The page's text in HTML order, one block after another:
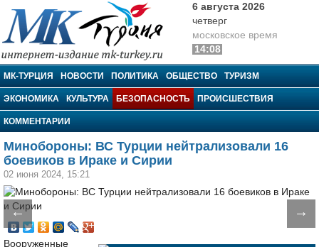
МК-Турция
6 августа 2026
четверг
московское время
14:08
МК-ТУРЦИЯ НОВОСТИ ПОЛИТИКА ОБЩЕСТВО ТУРИЗМ
ЭКОНОМИКА КУЛЬТУРА БЕЗОПАСНОСТЬ ПРОИСШЕСТВИЯ
КОММЕНТАРИИ
Минобороны: ВС Турции нейтрализовали 16
боевиков в Ираке и Сирии
02 июня 2024, 15:21
← →
Вооруженные